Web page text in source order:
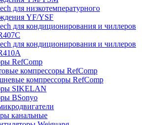
для низкотемпературного
YF/YSF
для кондиционирования и чиллеров
для кондиционирования и чиллеров
RefComp
компрессоры RefComp
компрессоры RefComp
SIKELAN
BSonyo
канальные